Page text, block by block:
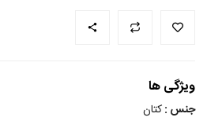
ویژگی ها
جنس :کتان